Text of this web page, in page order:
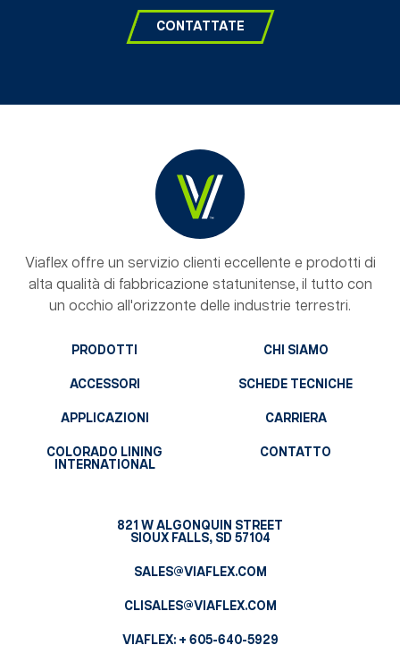
CONTATTATE
Viaflex offre un servizio clienti eccellente e prodotti di
alta qualità di fabbricazione statunitense, il tutto con
un occhio all'orizzonte delle industrie terrestri.
PRODOTTI
ACCESSORI
APPLICAZIONI
COLORADO LINING
INTERNATIONAL
CHI SIAMO
SCHEDE TECNICHE
CARRIERA
CONTATTO
821 W ALGONQUIN STREET
SIOUX FALLS, SD 57104
SALES@VIAFLEX.COM
CLISALES@VIAFLEX.COM
VIAFLEX: + 605-640-5929